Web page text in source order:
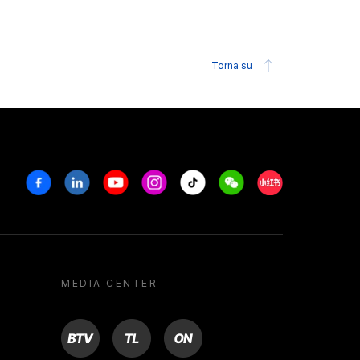
Torna su
FacebookLinkedinYoutubeInstagram
Tiktok WeechatXiaohongshu/
MEDIA CENTER
BTV TL ON